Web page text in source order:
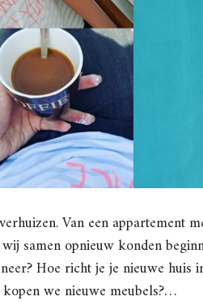
Van een appartement
samen opnieuw konden
Hoe richt je je nieuwe
we nieuwe meubels?…